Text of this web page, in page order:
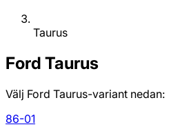
Taurus
Ford Taurus
Välj Ford Taurus-variant nedan:
86-01